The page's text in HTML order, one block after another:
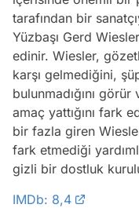
tarafından bir
Yüzbaşı Gerd
edinir. Wiesler,
karşı gelmediğini,
bulunmadığını
amaç yattığını fark
bir fazla giren
fark etmediği
gizli bir dostluk
IMDb: 8,4